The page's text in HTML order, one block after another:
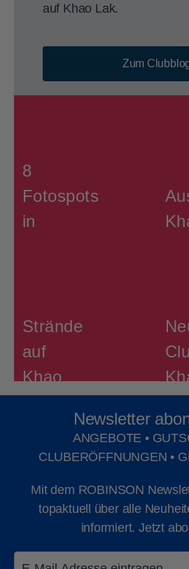
auf Khao Lak.
Zum
8
Fotospots
in
Strände
auf
Khao
Newsletter
ANGEBOTE •
CLUBERÖFFNUNGEN •
Mit dem ROBINSON
topaktuell über alle
informiert. Jetzt